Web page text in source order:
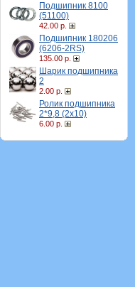
Подшипник 8100
(51100)
42.00 р.
Подшипник 180206
(6206-2RS)
135.00 р.
Шарик подшипника
2
2.00 р.
Ролик подшипника
2*9,8 (2х10)
6.00 р.